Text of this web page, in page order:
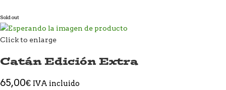
Sold out
Click to enlarge
Catán Edición Extra
65,00€ IVA incluido